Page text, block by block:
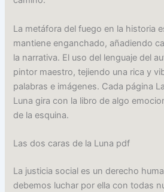
La metáfora del fuego en la historia
mantiene enganchado, añadiendo
la narrativa. El uso del lenguaje del
pintor maestro, tejiendo una rica y
palabras e imágenes. Cada página
Luna gira con la libro de algo
de la esquina.
Las dos caras de la Luna pdf
La justicia social es un derecho
debemos luchar por ella con todas